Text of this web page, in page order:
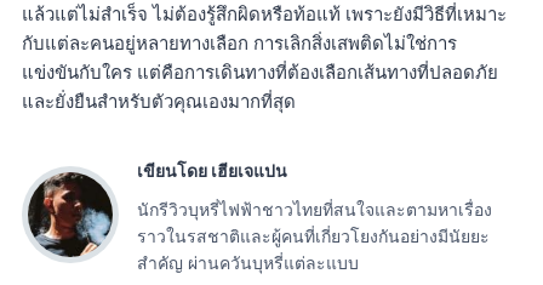
แล้วแต่ไม่สำเร็จ ไม่ต้องรู้สึกผิดหรือท้อแท้ เพราะยังมีวิธีที่เหมาะ
กับแต่ละคนอยู่หลายทางเลือก การเลิกสิ่งเสพติดไม่ใช่การ
แข่งขันกับใคร แต่คือการเดินทางที่ต้องเลือกเส้นทางที่ปลอดภัย
และยั่งยืนสำหรับตัวคุณเองมากที่สุด
เขียนโดย เฮียเจแปน
นักรีวิวบุหรี่ไฟฟ้าชาวไทยที่สนใจและตามหาเรื่อง
ราวในรสชาติและผู้คนที่เกี่ยวโยงกันอย่างมีนัยยะ
สำคัญ ผ่านควันบุหรี่แต่ละแบบ